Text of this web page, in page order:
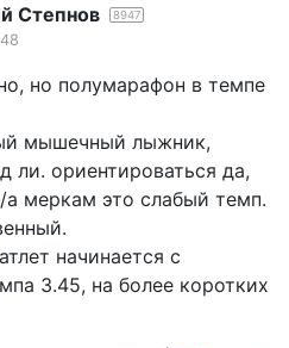
Степнов 8947
но полумарафон в темпе
мышечный лыжник,
ли. ориентироваться да,
а меркам это слабый темп.
начинается с
3.45, на более коротких